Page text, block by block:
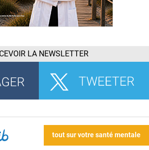
LA NEWSLETTER
tout sur votre santé mentale